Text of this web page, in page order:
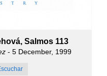
Salmos 113
- 5 December, 1999